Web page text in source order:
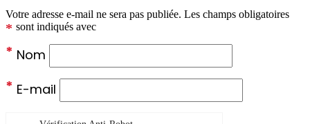
Votre adresse e-mail ne sera pas publiée. Les champs obligatoires
sont indiqués avec
*
Nom
*
E-mail
*